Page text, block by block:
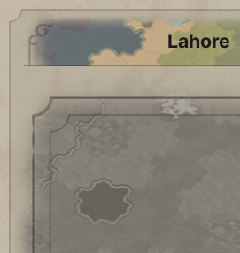
Lahore